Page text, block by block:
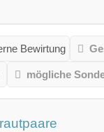
Bewirtung
mögliche